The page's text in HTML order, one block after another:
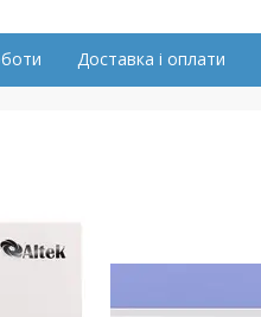
Доставка і оплати